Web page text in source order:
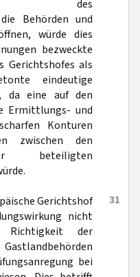
des
Behörden und
würde dies
bezweckte
Gerichtshofes als
eindeutige
da eine auf den
Ermittlungs- und
Konturen
zwischen den
beteiligten
31
Gerichtshof
nicht
der
bei